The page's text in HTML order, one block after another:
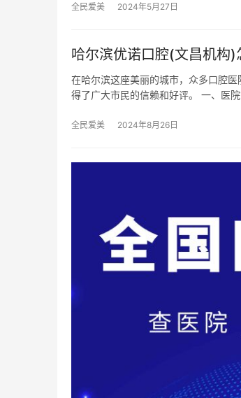
全民爱美 2024年5月27日
哈尔滨优诺口腔(文昌机构
在哈尔滨这座美丽的城市，众多口腔
得了广大市民的信赖和好评。 一、医
全民爱美 2024年8月26日